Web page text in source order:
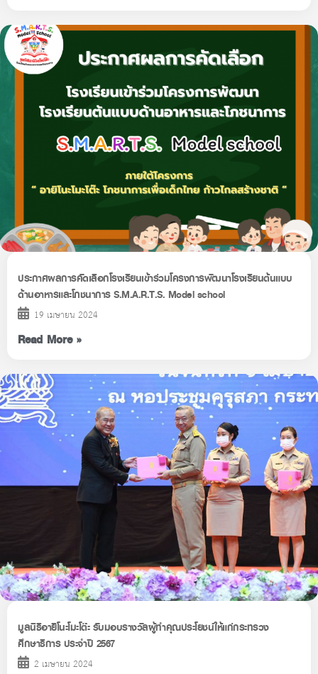
ประกาศผลการคัดเลือกโรงเรียนเข้าร่วมโครงการพัฒนาโรงเรียนต้นแบบ
ด้านอาหารและโภชนาการ S.M.A.R.T.S. Model school
19 เมษายน 2024
Read More »
มูลนิธิอายิโนะโมะโต๊ะ รับมอบรางวัลผู้ทำคุณประโยชน์ให้แก่กระทรวง
ศึกษาธิการ ประจำปี 2567
2 เมษายน 2024